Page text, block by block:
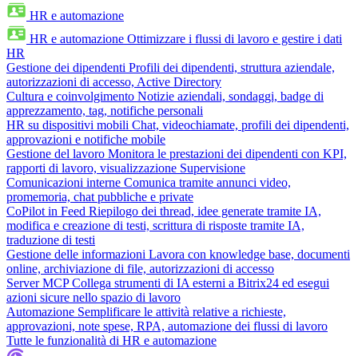
HR e automazione
HR e automazione Ottimizzare i flussi di lavoro e gestire i dati
HR
Gestione dei dipendenti Profili dei dipendenti, struttura aziendale,
autorizzazioni di accesso, Active Directory
Cultura e coinvolgimento Notizie aziendali, sondaggi, badge di
apprezzamento, tag, notifiche personali
HR su dispositivi mobili Chat, videochiamate, profili dei dipendenti,
approvazioni e notifiche mobile
Gestione del lavoro Monitora le prestazioni dei dipendenti con KPI,
rapporti di lavoro, visualizzazione Supervisione
Comunicazioni interne Comunica tramite annunci video,
promemoria, chat pubbliche e private
CoPilot in Feed Riepilogo dei thread, idee generate tramite IA,
modifica e creazione di testi, scrittura di risposte tramite IA,
traduzione di testi
Gestione delle informazioni Lavora con knowledge base, documenti
online, archiviazione di file, autorizzazioni di accesso
Server MCP Collega strumenti di IA esterni a Bitrix24 ed esegui
azioni sicure nello spazio di lavoro
Automazione Semplificare le attività relative a richieste,
approvazioni, note spese, RPA, automazione dei flussi di lavoro
Tutte le funzionalità di HR e automazione